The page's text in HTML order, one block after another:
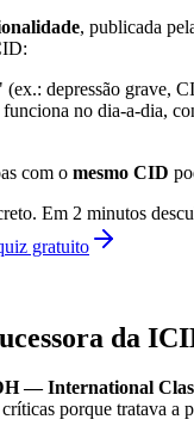
, publicada
(ex.: depressão grave,
funciona no dia-a-dia,
com o mesmo CID
Em 2 minutos
gratuito
da
— International
porque tratava